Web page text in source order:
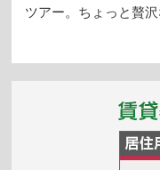
ツアー。ちょっと贅